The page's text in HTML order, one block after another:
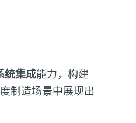
统集成能力，构建
制造场景中展现出